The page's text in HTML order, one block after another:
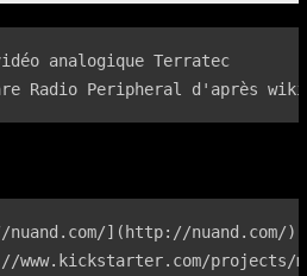
analogique Terratec
Radio Peripheral d'après
](http://nuand.com/)
www.kickstarter.com/projects/